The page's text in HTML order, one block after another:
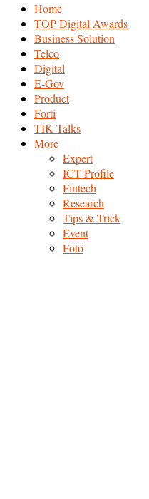
Home
TOP Digital Awards
Business Solution
Telco
Digital
E-Gov
Product
Forti
TIK Talks
More
Expert
ICT Profile
Fintech
Research
Tips & Trick
Event
Foto